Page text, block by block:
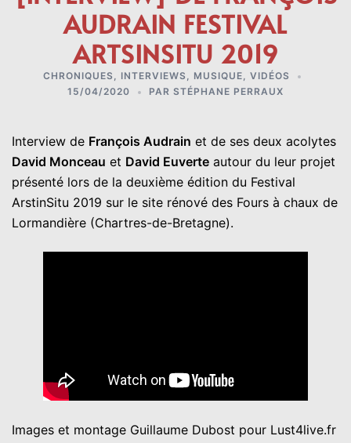
AUDRAIN FESTIVAL
ARTSINSITU 2019
CHRONIQUES , INTERVIEWS , MUSIQUE, VIDÉOS
15/04/2020
PAR STÉPHANE PERRAUX
Interview de François Audrain et de ses deux acolytes
David Monceau et David Euverte autour du leur projet
présenté lors de la deuxième édition du Festival
ArstinSitu 2019 sur le site rénové des Fours à chaux de
Lormandière (Chartres-de-Bretagne).
Images et montage Guillaume Dubost pour Lust4live.fr